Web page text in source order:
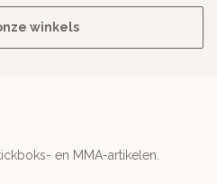
winkels
en MMA-artikelen.